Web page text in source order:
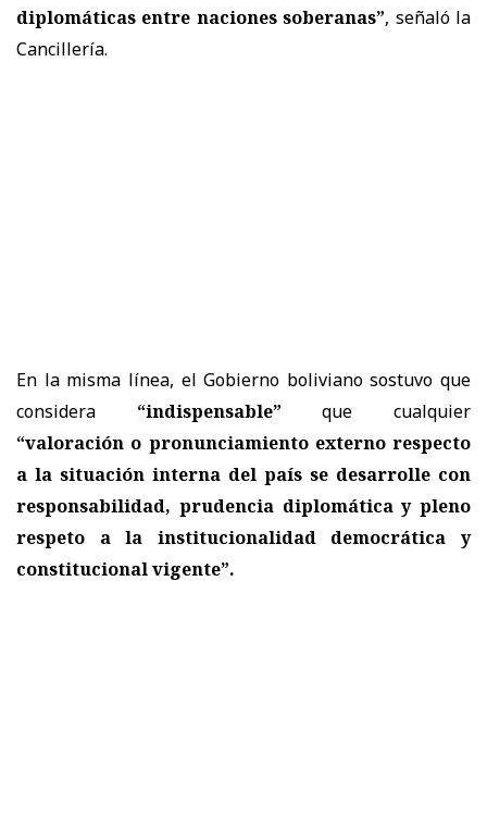
diplomáticas entre naciones soberanas”, señaló la
Cancillería.
En la misma línea, el Gobierno boliviano sostuvo que
considera “indispensable” que cualquier
“valoración o pronunciamiento externo respecto
a la situación interna del país se desarrolle con
responsabilidad, prudencia diplomática y pleno
respeto a la institucionalidad democrática y
constitucional vigente”.